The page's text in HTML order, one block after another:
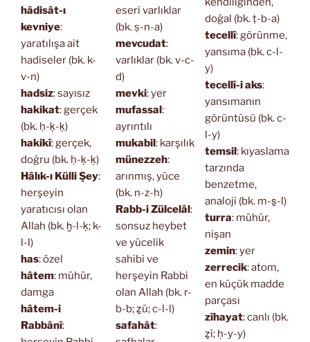
hâdisât-ı
kevniye:
yaratılışa ait
hadiseler (bk. k-
v-n)
hadsiz: sayısız
hakikat: gerçek
(bk. ḥ-ḳ-ḳ)
hakikî: gerçek,
doğru (bk. ḥ-ḳ-ḳ)
Hâlık-ı Külli Şey:
herşeyin
yaratıcısı olan
Allah (bk. ḫ-l-ḳ; k-
l-l)
has: özel
hâtem: mühür,
damga
hâtem-i
Rabbânî:
eseri varlıklar
(bk. ṣ-n-a)
mevcudat:
varlıklar (bk. v-c-
d)
mevki: yer
mufassal :
ayrıntılı
mukabil : karşılık
münezzeh:
arınmış, yüce
(bk. n-z-h)
Rabb-i Zülcelâl :
sonsuz heybet
ve yücelik
sahibi ve
herşeyin Rabbi
olan Allah (bk. r-
b-b; ẕü; c-l-l)
safahât:
doğal (bk. ṭ-b-a)
tecellî: görünme,
yansıma (bk. c-l-
y)
tecellî-i aks:
yansımanın
görüntüsü (bk. c-
l-y)
temsil : kıyaslama
tarzında
benzetme,
analoji (bk. m-s̱-l)
turra: mühür,
nişan
zemin: yer
zerrecik: atom,
en küçük madde
parçası
zîhayat: canlı (bk.
ẕî; ḥ-y-y)